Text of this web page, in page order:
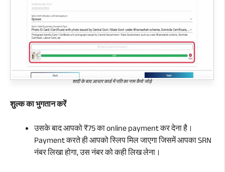
शादी के बाद आधार कार्ड में पति का नाम कैसे जोड़े
शुल्क का भुगतान करें
उसके बाद आपको ₹75 का online payment कर देना है।
Payment करते ही आपको स्लिप मिल जाएगा जिसमें आपका SRN
नंबर लिखा होगा, उस नंबर को कही लिख लेना।